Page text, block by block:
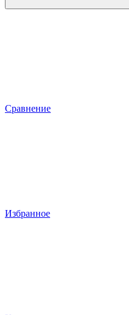
Сравнение
Избранное